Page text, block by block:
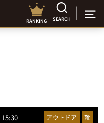
RANKING SEARCH
アウトドア 靴